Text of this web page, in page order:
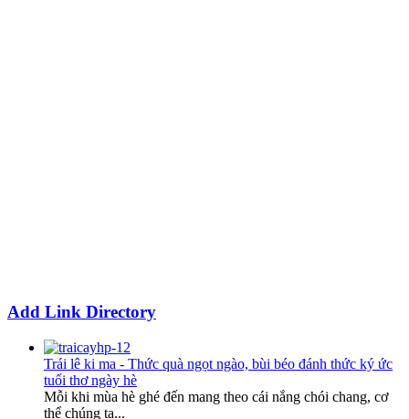
Add Link Directory
Trái lê ki ma - Thức quà ngọt ngào, bùi béo đánh thức ký ức
tuổi thơ ngày hè
Mỗi khi mùa hè ghé đến mang theo cái nắng chói chang, cơ
thể chúng ta...